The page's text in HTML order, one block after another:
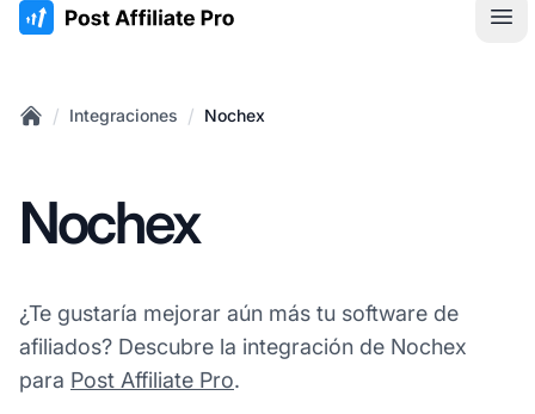
:site.title
/ Integraciones / Nochex
Nochex
¿Te gustaría mejorar aún más tu software de
afiliados? Descubre la integración de Nochex
para Post Affiliate Pro.